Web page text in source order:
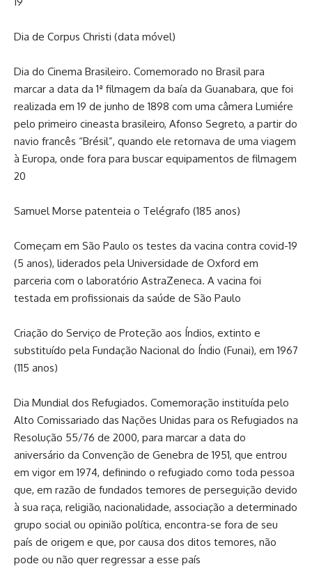
Dia de Corpus Christi (data móvel)
Dia do Cinema Brasileiro. Comemorado no Brasil para
marcar a data da 1ª filmagem da baía da Guanabara, que foi
realizada em 19 de junho de 1898 com uma câmera Lumiére
pelo primeiro cineasta brasileiro, Afonso Segreto, a partir do
navio francês “Brésil”, quando ele retornava de uma viagem
à Europa, onde fora para buscar equipamentos de filmagem
20
Samuel Morse patenteia o Telégrafo (185 anos)
Começam em São Paulo os testes da vacina contra covid-19
(5 anos), liderados pela Universidade de Oxford em
parceria com o laboratório AstraZeneca. A vacina foi
testada em profissionais da saúde de São Paulo
Criação do Serviço de Proteção aos Índios, extinto e
substituído pela Fundação Nacional do Índio (Funai), em 1967
(115 anos)
Dia Mundial dos Refugiados. Comemoração instituída pelo
Alto Comissariado das Nações Unidas para os Refugiados na
Resolução 55/76 de 2000, para marcar a data do
aniversário da Convenção de Genebra de 1951, que entrou
em vigor em 1974, definindo o refugiado como toda pessoa
que, em razão de fundados temores de perseguição devido
à sua raça, religião, nacionalidade, associação a determinado
grupo social ou opinião política, encontra-se fora de seu
país de origem e que, por causa dos ditos temores, não
pode ou não quer regressar a esse país